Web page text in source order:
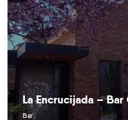
La Encrucijada – Bar
Bar